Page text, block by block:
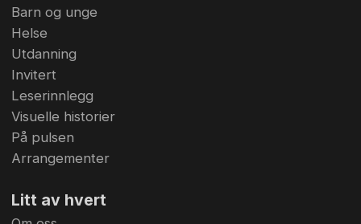
Barn og unge
Helse
Utdanning
Invitert
Leserinnlegg
Visuelle historier
På pulsen
Arrangementer
Litt av hvert